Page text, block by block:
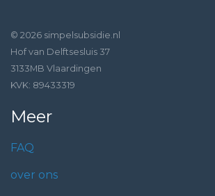
© 2026 simpelsubsidie.nl
Hof van Delftsesluis 37
3133MB Vlaardingen
KVK: 89433319
Meer
FAQ
over ons